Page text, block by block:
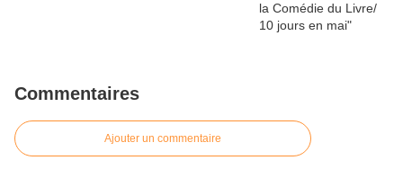
Commentaires
Ajouter un commentaire